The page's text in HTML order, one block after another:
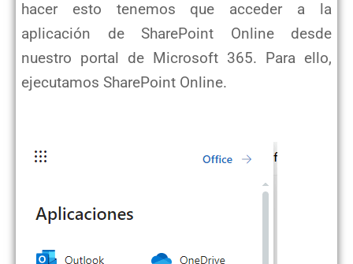
hacer esto tenemos que acceder a la
aplicación de SharePoint Online desde
nuestro portal de Microsoft 365. Para ello,
ejecutamos SharePoint Online.